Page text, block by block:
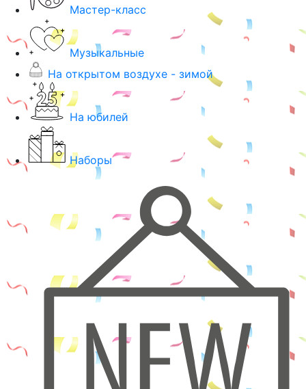
Мастер-класс
Музыкальные
На открытом воздухе - зимой
На юбилей
Наборы